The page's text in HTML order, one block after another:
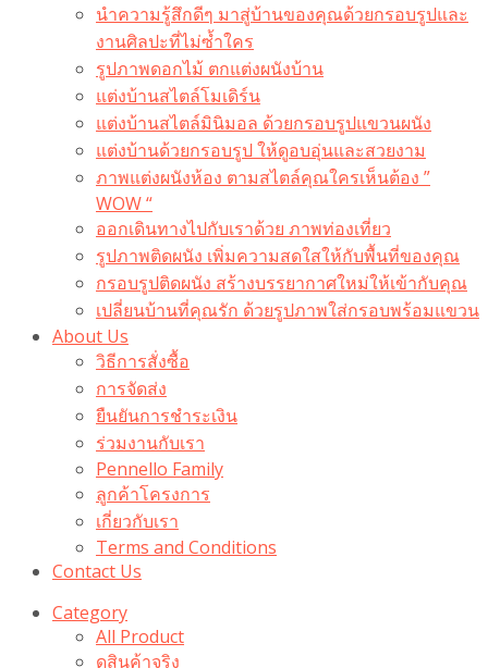
นำความรู้สึกดีๆ มาสู่บ้านของคุณด้วยกรอบรูปและ
งานศิลปะที่ไม่ซ้ำใคร
รูปภาพดอกไม้ ตกแต่งผนังบ้าน
แต่งบ้านสไตล์โมเดิร์น
แต่งบ้านสไตล์มินิมอล ด้วยกรอบรูปแขวนผนัง
แต่งบ้านด้วยกรอบรูป ให้ดูอบอุ่นและสวยงาม
ภาพแต่งผนังห้อง ตามสไตล์คุณใครเห็นต้อง ”
WOW “
ออกเดินทางไปกับเราด้วย ภาพท่องเที่ยว
รูปภาพติดผนัง เพิ่มความสดใสให้กับพื้นที่ของคุณ
กรอบรูปติดผนัง สร้างบรรยากาศใหม่ให้เข้ากับคุณ
เปลี่ยนบ้านที่คุณรัก ด้วยรูปภาพใส่กรอบพร้อมแขวน​
About Us
วิธีการสั่งซื้อ
การจัดส่ง
ยืนยันการชำระเงิน
ร่วมงานกับเรา
Pennello Family
ลูกค้าโครงการ
เกี่ยวกับเรา
Terms and Conditions
Contact Us
Category
All Product
ดูสินค้าจริง